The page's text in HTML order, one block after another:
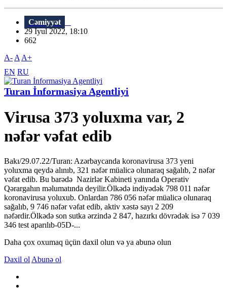
Cəmiyyət
29 İyul 2022, 18:10
662
A- A A+
EN RU
Turan İnformasiya Agentliyi
Virusa 373 yoluxma var, 2
nəfər vəfat edib
Bakı/29.07.22/Turan: Azərbaycanda koronavirusa 373 yeni
yoluxma qeydə alınıb, 321 nəfər müalicə olunaraq sağalıb, 2 nəfər
vəfat edib. Bu barədə Nazirlər Kabineti yanında Operativ
Qərargahın məlumatında deyilir.Ölkədə indiyədək 798 011 nəfər
koronavirusa yoluxub. Onlardan 786 056 nəfər müalicə olunaraq
sağalıb, 9 746 nəfər vəfat edib, aktiv xəstə sayı 2 209
nəfərdir.Ölkədə son sutka ərzində 2 847, hazırkı dövrədək isə 7 039
346 test aparılıb-05D-...
Daha çox oxumaq üçün daxil olun və ya abunə olun
Daxil ol Abunə ol